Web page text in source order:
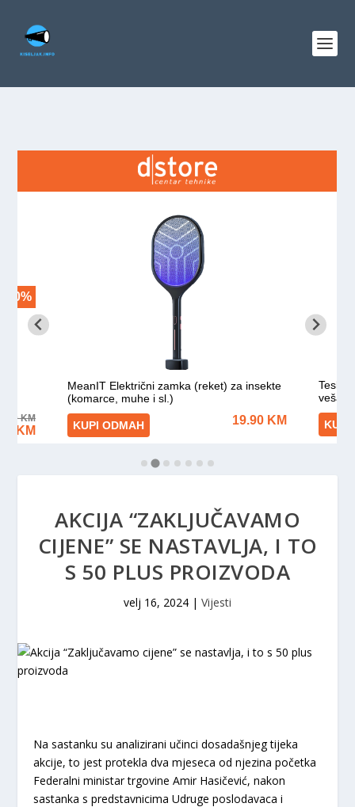
AKCIJA “ZAKLJUČAVAMO
CIJENE” SE NASTAVLJA, I TO
S 50 PLUS PROIZVODA
velj 16, 2024 | Vijesti
Na sastanku su analizirani učinci dosadašnjeg tijeka
akcije, to jest protekla dva mjeseca od njezina početka
Federalni ministar trgovine Amir Hasičević, nakon
sastanka s predstavnicima Udruge poslodavaca i